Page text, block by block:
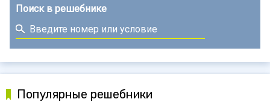
Поиск в решебнике
Популярные решебники